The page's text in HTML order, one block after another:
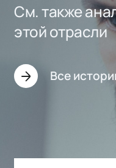
См. также
этой отрасли
Все